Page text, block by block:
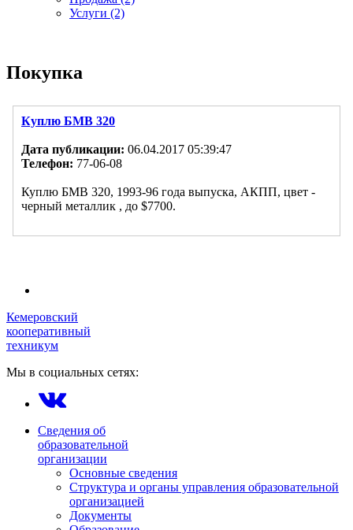
Услуги (2)
Покупка
Куплю БМВ 320
Дата публикации: 06.04.2017 05:39:47
Телефон: 77-06-08
Куплю БМВ 320, 1993-96 года выпуска, АКПП, цвет -
черный металлик , до $7700.
Кемеровский
кооперативный
техникум
Мы в социальных сетях:
Сведения об
образовательной
организации
Основные сведения
Структура и органы управления образовательной
организацией
Документы